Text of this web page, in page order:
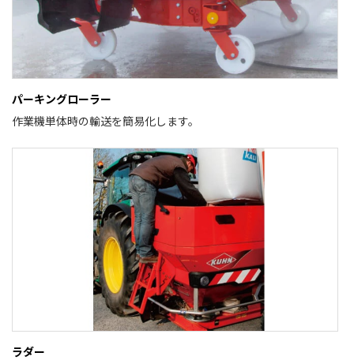
パーキングローラー
作業機単体時の輸送を簡易化します。
ラダー